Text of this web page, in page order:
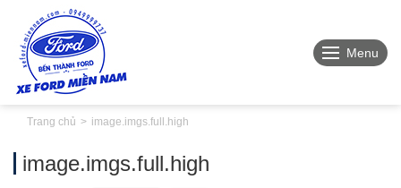
Menu
Trang chủ image.imgs.full.high
image.imgs.full.high